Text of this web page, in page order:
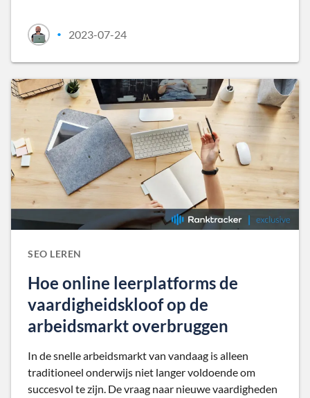
• 2023-07-24
SEO LEREN
Hoe online leerplatforms de
vaardigheidskloof op de
arbeidsmarkt overbruggen
In de snelle arbeidsmarkt van vandaag is alleen
traditioneel onderwijs niet langer voldoende om
succesvol te zijn. De vraag naar nieuwe vaardigheden